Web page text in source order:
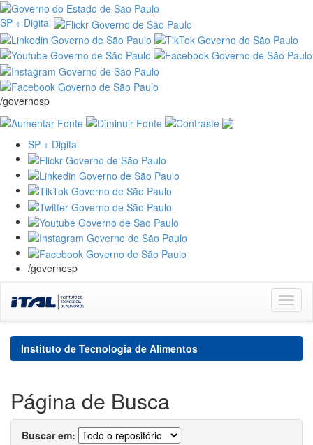
SP + Digital
/governosp
SP + Digital
/governosp
navigation
Instituto de Tecnologia de Alimentos
Página de Busca
Buscar em: